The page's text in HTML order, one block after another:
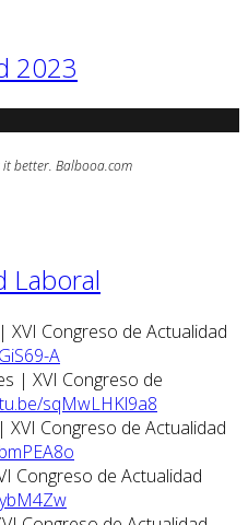
2023
better. Balbooa.com
Laboral
Congreso de Actualidad
A
| XVI Congreso de
sqMwLHKl9a8
Congreso de Actualidad
Congreso de Actualidad